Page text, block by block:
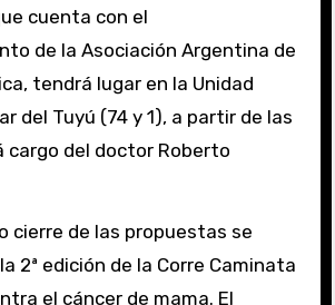
cuenta con el
de la Asociación Argentina de
tendrá lugar en la Unidad
del Tuyú (74 y 1), a partir de las
cargo del doctor Roberto
cierre de las propuestas se
2ª edición de la Corre Caminata
el cáncer de mama. El